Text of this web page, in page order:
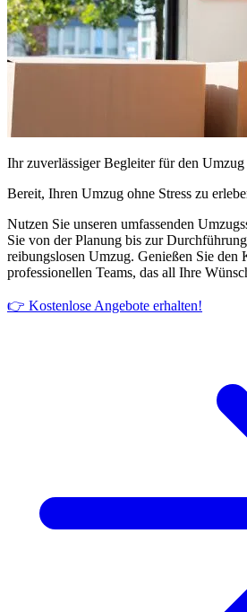
Ihr zuverlässiger Begleiter für den
Bereit, Ihren Umzug ohne Stress zu
Nutzen Sie unseren umfassenden
Sie von der Planung bis zur
reibungslosen Umzug. Genießen Sie den
professionellen Teams, das all Ihre
👉 Kostenlose Angebote erhalten!